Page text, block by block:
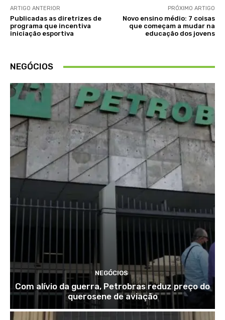
ARTIGO ANTERIOR
Publicadas as diretrizes de
programa que incentiva
iniciação esportiva
PRÓXIMO ARTIGO
Novo ensino médio: 7 coisas
que começam a mudar na
educação dos jovens
NEGÓCIOS
NEGÓCIOS
Com alívio da guerra, Petrobras reduz preço do
querosene de aviação